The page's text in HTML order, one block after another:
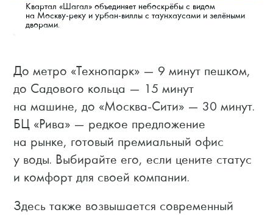
Квартал «Шагал» объединяет небоскрёбы с видом
на Москву-реку и урбан-виллы с таунхаусами и зелёными
дворами.
До метро «Технопарк» — 9 минут пешком,
до Садового кольца — 15 минут
на машине, до «Москва-Сити» — 30 минут.
БЦ «Рива» — редкое предложение
на рынке, готовый премиальный офис
у воды. Выбирайте его, если цените статус
и комфорт для своей компании.
Здесь также возвышается современный